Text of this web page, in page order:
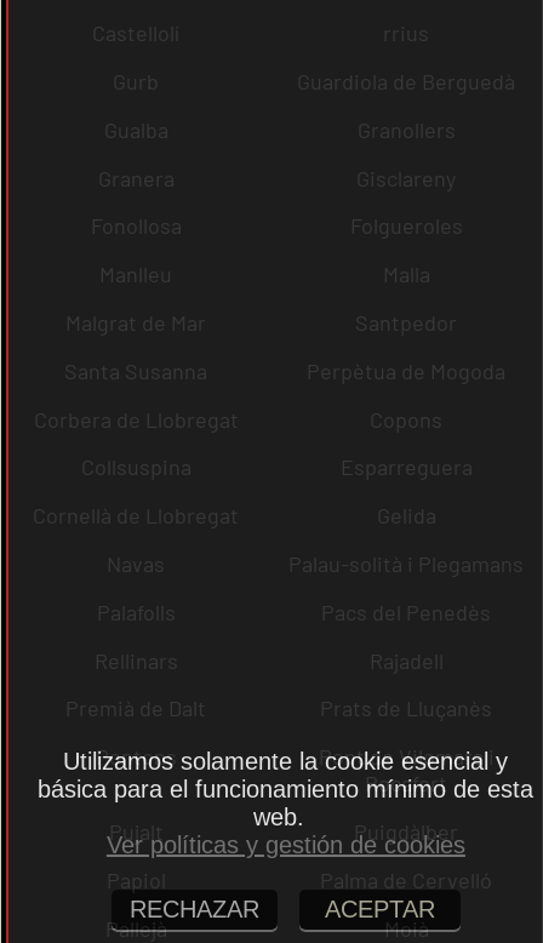
Castellolí
rrius
Gurb
Guardiola de Berguedà
Gualba
Granollers
Granera
Gisclareny
Fonollosa
Folgueroles
Manlleu
Malla
Malgrat de Mar
Santpedor
Santa Susanna
Perpètua de Mogoda
Corbera de Llobregat
Copons
Collsuspina
Esparreguera
Cornellà de Llobregat
Gelida
Navas
Palau-solità i Plegamans
Palafolls
Pacs del Penedès
Rellinars
Rajadell
Premià de Dalt
Prats de Lluçanès
Pontons
Pont de Vilomara i
Rocafort
Pujalt
Puigdàlber
Papiol
Palma de Cervelló
Pallejà
Moià
Utilizamos solamente la cookie esencial y
básica para el funcionamiento mínimo de esta
web.
Ver políticas y gestión de cookies
RECHAZAR ACEPTAR